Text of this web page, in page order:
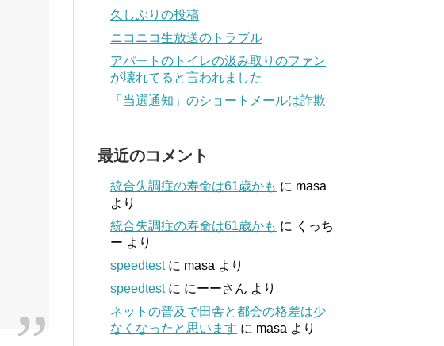
久しぶりの投稿
ニコニコ生放送のトラブル
アパートのトイレの汲み取りのファン
が壊れてると言われました
「当選通知」のショートメールは詐欺
最近のコメント
統合失調症の寿命は61歳かも に masa
より
統合失調症の寿命は61歳かも に くっち
ー より
speedtestに masa より
speedtestに にーーさん より
ネットの普及で田舎と都会の格差は少
なくなったと思います に masa より